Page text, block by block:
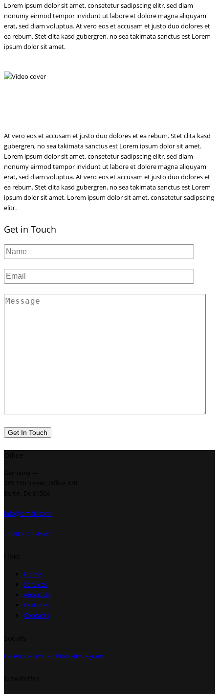
Lorem ipsum dolor sit amet, consetetur sadipscing elitr, sed diam
nonumy eirmod tempor invidunt ut labore et dolore magna aliquyam
erat, sed diam voluptua. At vero eos et accusam et justo duo dolores et
ea rebum. Stet clita kasd gubergren, no sea takimata sanctus est Lorem
ipsum dolor sit amet.
At vero eos et accusam et justo duo dolores et ea rebum. Stet clita kasd
gubergren, no sea takimata sanctus est Lorem ipsum dolor sit amet.
Lorem ipsum dolor sit amet, consetetur sadipscing elitr, sed diam
nonumy eirmod tempor invidunt ut labore et dolore magna aliquyam
erat, sed diam voluptua. At vero eos et accusam et justo duo dolores et
ea rebum. Stet clita kasd gubergren, no sea takimata sanctus est Lorem
ipsum dolor sit amet. Lorem ipsum dolor sit amet, consetetur sadipscing
elitr.
Get in Touch
info@email.com
+1 800 123 45 67
Home
Services
About Us
Features
Contacts
FacebookTwitterDribbleInstagram